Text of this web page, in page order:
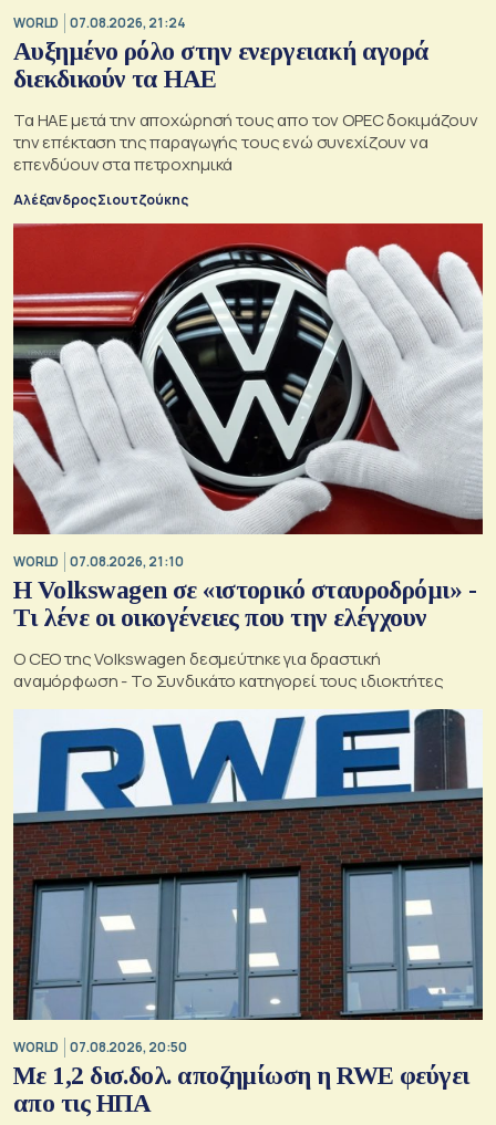
WORLD 07.08.2026, 21:24
Αυξημένο ρόλο στην ενεργειακή αγορά
διεκδικούν τα ΗΑΕ
Τα ΗΑΕ μετά την αποχώρησή τους απο τον OPEC δοκιμάζουν
την επέκταση της παραγωγής τους ενώ συνεχίζουν να
επενδύουν στα πετροχημικά
Αλέξανδρος Σιουτζούκης
WORLD 07.08.2026, 21:10
Η Volkswagen σε «ιστορικό σταυροδρόμι» -
Τι λένε οι οικογένειες που την ελέγχουν
Ο CEO της Volkswagen δεσμεύτηκε για δραστική
αναμόρφωση - Το Συνδικάτο κατηγορεί τους ιδιοκτήτες
WORLD 07.08.2026, 20:50
Με 1,2 δισ.δολ. αποζημίωση η RWE φεύγει
απο τις ΗΠΑ